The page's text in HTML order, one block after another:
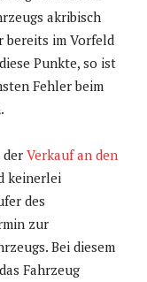
akribisch
bereits im Vorfeld
Punkte, so ist
Fehler beim
Verkauf an den
keinerlei
des
zur
Bei diesem
Fahrzeug